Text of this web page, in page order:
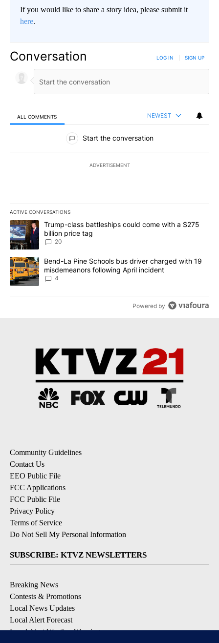
If you would like to share a story idea, please submit it
here.
Conversation LOG IN SIGN UP
ALL COMMENTS NEWEST
All Comments
Start the conversation
ADVERTISEMENT
ACTIVE CONVERSATIONS
The following is a list of the most commented articles in the last
A trending article titled "Trump-class battleships could come
Trump-class battleships could come with a $275
billion price tag
20
A trending article titled "Bend-La Pine Schools bus driver
Bend-La Pine Schools bus driver charged with 19
misdemeanors following April incident
4
Powered by
Community Guidelines
Contact Us
EEO Public File
FCC Applications
FCC Public File
Privacy Policy
Terms of Service
Do Not Sell My Personal Information
SUBSCRIBE: KTVZ NEWSLETTERS
Breaking News
Contests & Promotions
Local News Updates
Local Alert Forecast
Local Alert Weather Warnings